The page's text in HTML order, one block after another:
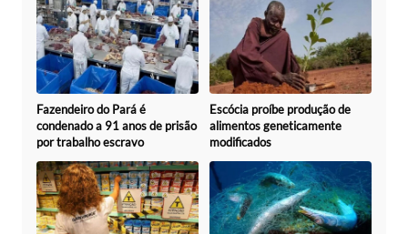
Fazendeiro do Pará é
condenado a 91 anos de prisão
por trabalho escravo
Escócia proíbe produção de
alimentos geneticamente
modificados